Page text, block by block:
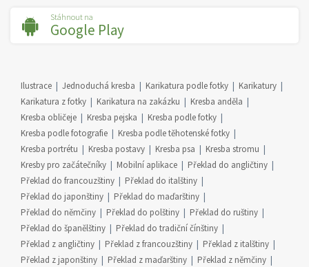
Stáhnout na
Google Play
Ilustrace Jednoduchá kresba Karikatura podle fotky
Karikatury
Karikatura z fotky
Karikatura na zakázku
Kresba anděla
Kresba obličeje
Kresba pejska
Kresba podle fotky
Kresba podle fotografie
Kresba podle těhotenské fotky
Kresba portrétu
Kresba postavy Kresba psa
Kresba stromu
Kresby pro začátečníky
Mobilní aplikace
Překlad do angličtiny
Překlad do francouzštiny
Překlad do italštiny
Překlad do japonštiny
Překlad do maďarštiny
Překlad do němčiny
Překlad do polštiny
Překlad do ruštiny
Překlad do španělštiny
Překlad do tradiční čínštiny
Překlad z angličtiny
Překlad z francouzštiny
Překlad z italštiny
Překlad z japonštiny
Překlad z maďarštiny
Překlad z němčiny